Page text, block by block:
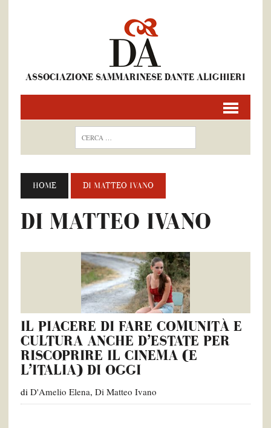
ASSOCIAZIONE SAMMARINESE DANTE ALIGHIERI
HOME DI MATTEO IVANO
DI MATTEO IVANO
IL PIACERE DI FARE COMUNITÀ E
CULTURA ANCHE D’ESTATE PER
RISCOPRIRE IL CINEMA (E
L’ITALIA) DI OGGI
di D'Amelio Elena, Di Matteo Ivano